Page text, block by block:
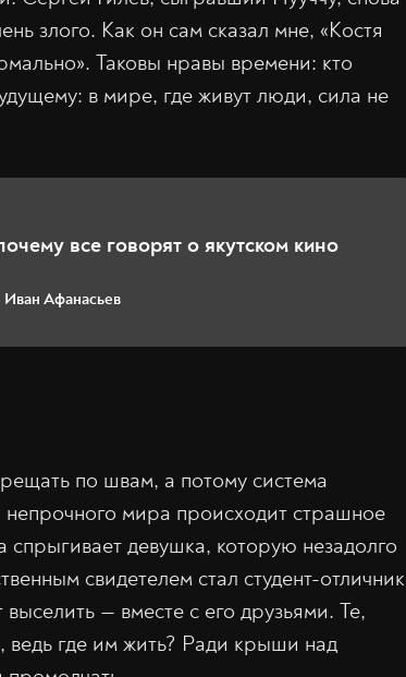
злого. Как он сам сказал мне, «Костя
Таковы нравы времени: кто
в мире, где живут люди, сила не
все говорят о якутском кино
Иван Афанасьев
по швам, а потому система
мира происходит страшное
девушка, которую незадолго
свидетелем стал студент-отличник
— вместе с его друзьями. Те,
ведь где им жить? Ради крыши над